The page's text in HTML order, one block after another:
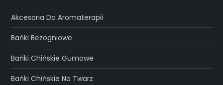
Akcesoria Do Aromaterapii
Bańki Bezogniowe
Bańki Chińskie Gumowe
Bańki Chińskie Na Twarz